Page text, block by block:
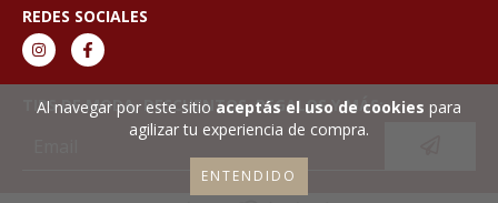
Al navegar por este sitio aceptás el uso de cookies para
agilizar tu experiencia de compra.
ENTENDIDO
REDES SOCIALES
TIPS DE MODA, DESCUENTOS, REGALOS Y MÁS: